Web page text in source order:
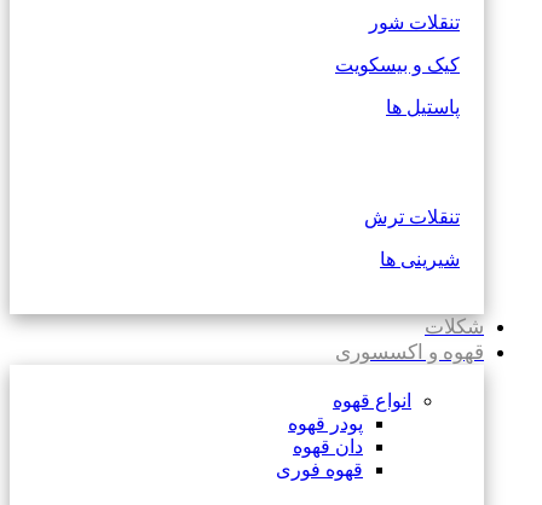
تنقلات شور
کیک و بیسکویت
پاستیل ها
تنقلات ترش
شیرینی ها
شکلات
قهوه و اکسسوری
انواع قهوه
پودر قهوه
دان قهوه
قهوه فوری